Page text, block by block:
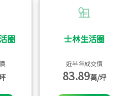
圈 士林生活圈
近半年成交價
83.89萬/坪